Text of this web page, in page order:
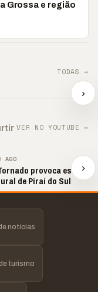
Grossa e região
TODAS →
📢 Noite
chega
oração
›
VER NO YOUTUBE →
AGO
provoca
de Piraí do Sul
›
notícias
turismo